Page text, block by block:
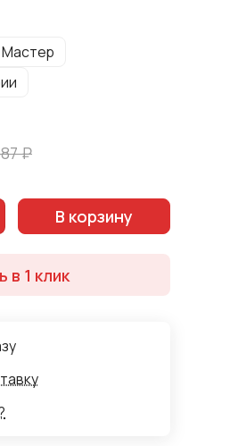
шкафом через
или с правой стороны,
отдельный элемент с
Добрый Мастер.
₽
В корзину
в 1 клик